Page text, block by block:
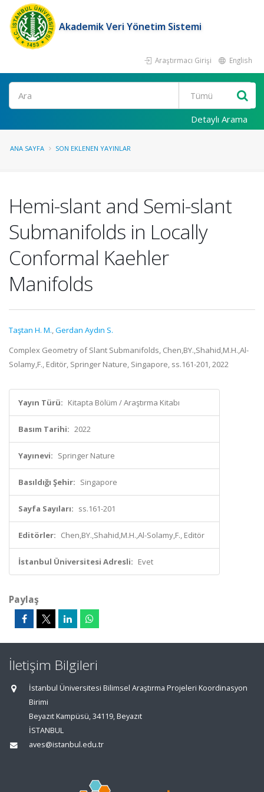
Akademik Veri Yönetim Sistemi
Araştırmacı Girişi English
Ara
Detaylı Arama
ANA SAYFA SON EKLENEN YAYINLAR
Hemi-slant and Semi-slant
Submanifolds in Locally
Conformal Kaehler
Manifolds
Taştan H. M.,Gerdan Aydın S.
Complex Geometry of Slant Submanifolds, Chen,BY.,Shahid,M.H.,Al-
Solamy,F., Editör, Springer Nature, Singapore, ss.161-201, 2022
Yayın Türü: Kitapta Bölüm / Araştırma Kitabı
Basım Tarihi: 2022
Yayınevi: Springer Nature
Basıldığı Şehir: Singapore
Sayfa Sayıları: ss.161-201
Editörler: Chen,BY.,Shahid,M.H.,Al-Solamy,F., Editör
İstanbul Üniversitesi Adresli: Evet
Paylaş
İletişim Bilgileri
İstanbul Üniversitesi Bilimsel Araştırma Projeleri Koordinasyon
Birimi
Beyazıt Kampüsü, 34119, Beyazıt
İSTANBUL
aves@istanbul.edu.tr